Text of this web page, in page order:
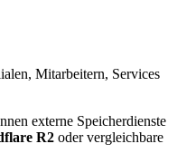
Mitarbeitern, Services
externe Speicherdienste
R2 oder vergleichbare